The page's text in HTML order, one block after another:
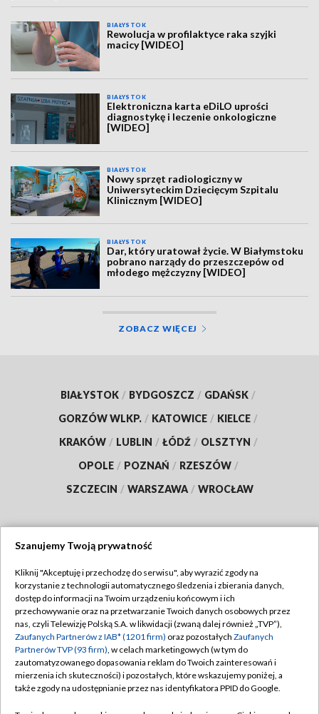
BIAŁYSTOK
Rewolucja w profilaktyce raka szyjki
macicy [WIDEO]
BIAŁYSTOK
Elektroniczna karta eDiLO uprości
diagnostykę i leczenie onkologiczne
[WIDEO]
BIAŁYSTOK
Nowy sprzęt radiologiczny w
Uniwersyteckim Dziecięcym Szpitalu
Klinicznym [WIDEO]
BIAŁYSTOK
Dar, który uratował życie. W Białymstoku
pobrano narządy do przeszczepów od
młodego mężczyzny [WIDEO]
ZOBACZ WIĘCEJ
BIAŁYSTOK / BYDGOSZCZ / GDAŃSK /
GORZÓW WLKP. / KATOWICE / KIELCE /
KRAKÓW / LUBLIN / ŁÓDŹ / OLSZTYN /
OPOLE / POZNAŃ / RZESZÓW /
SZCZECIN / WARSZAWA / WROCŁAW
TVP
Abonament TVP
Emisja w TVP
Centrum informacji TVP
Naziemna Telewizja Cyfrowa
Regulamin TVP
Polityka prywatności
Moje zgody
Pomoc
Szanujemy Twoją prywatność
Kliknij "Akceptuję i przechodzę do serwisu", aby wyrazić zgody na
korzystanie z technologii automatycznego śledzenia i zbierania danych,
dostęp do informacji na Twoim urządzeniu końcowym i ich
przechowywanie oraz na przetwarzanie Twoich danych osobowych przez
nas, czyli Telewizję Polską S.A. w likwidacji (zwaną dalej również „TVP”),
Zaufanych Partnerów z IAB* (1201 firm) oraz pozostałych Zaufanych
Partnerów TVP (93 firm), w celach marketingowych (w tym do
zautomatyzowanego dopasowania reklam do Twoich zainteresowań i
mierzenia ich skuteczności) i pozostałych, które wskazujemy poniżej, a
także zgody na udostępnianie przez nas identyfikatora PPID do Google.